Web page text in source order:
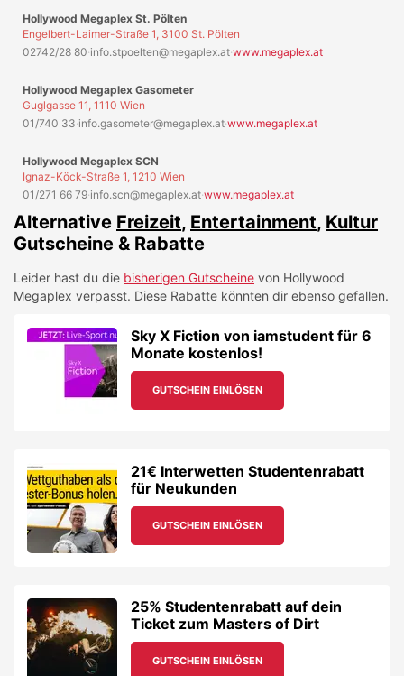
Hollywood Megaplex St. Pölten
Engelbert-Laimer-Straße 1, 3100 St. Pölten
02742/28 80·info.stpoelten@megaplex.at·www.megaplex.at
Hollywood Megaplex Gasometer
Guglgasse 11, 1110 Wien
01/740 33·info.gasometer@megaplex.at·www.megaplex.at
Hollywood Megaplex SCN
Ignaz-Köck-Straße 1, 1210 Wien
01/271 66 79·info.scn@megaplex.at·www.megaplex.at
Alternative Freizeit, Entertainment, Kultur
Gutscheine & Rabatte
Leider hast du die bisherigen Gutscheine von Hollywood
Megaplex verpasst. Diese Rabatte könnten dir ebenso gefallen.
Sky X Fiction von iamstudent für 6
Monate kostenlos!
GUTSCHEIN EINLÖSEN
21€ Interwetten Studentenrabatt
für Neukunden
GUTSCHEIN EINLÖSEN
25% Studentenrabatt auf dein
Ticket zum Masters of Dirt
GUTSCHEIN EINLÖSEN